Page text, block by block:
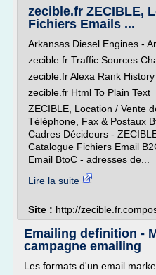
zecible.fr ZECIBLE,
Fichiers Emails ...
Arkansas Diesel Engines -
zecible.fr Traffic Sources
zecible.fr Alexa Rank
zecible.fr Html To Plain Text
ZECIBLE, Location / Vente
Téléphone, Fax & Postaux
Cadres Décideurs -
Catalogue Fichiers Email
Email BtoC - adresses de...
Lire la suite
Site : http://
Emailing definition -
campagne emailing
Les formats d'un email